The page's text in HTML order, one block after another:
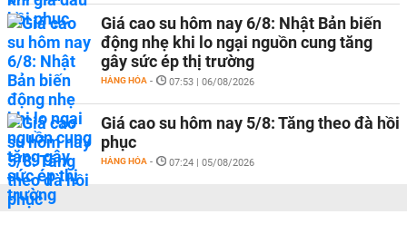
Giá cao su hôm nay 6/8: Nhật Bản biến
động nhẹ khi lo ngại nguồn cung tăng
gây sức ép thị trường
HÀNG HÓA - 07:53 | 06/08/2026
Giá cao su hôm nay 5/8: Tăng theo đà hồi
phục
HÀNG HÓA - 07:24 | 05/08/2026